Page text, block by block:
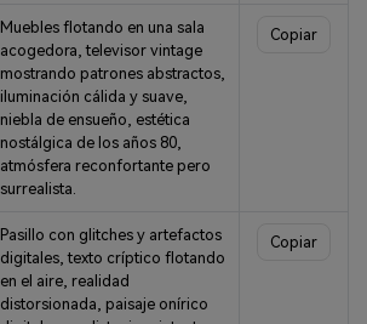
Muebles flotando en una sala
acogedora, televisor vintage
mostrando patrones abstractos,
iluminación cálida y suave,
niebla de ensueño, estética
nostálgica de los años 80,
atmósfera reconfortante pero
surrealista.
Copiar
Pasillo con glitches y artefactos
digitales, texto críptico flotando
en el aire, realidad
distorsionada, paisaje onírico
Copiar